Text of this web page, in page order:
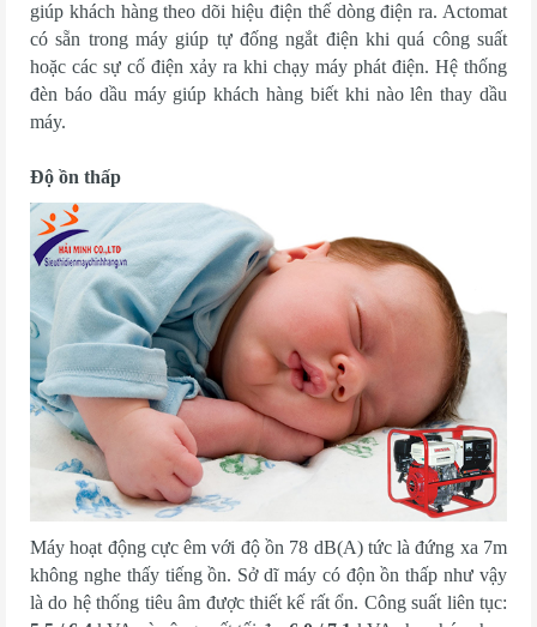
giúp khách hàng theo dõi hiệu điện thế dòng điện ra. Actomat
có sẵn trong máy giúp tự đống ngắt điện khi quá công suất
hoặc các sự cố điện xảy ra khi chạy máy phát điện. Hệ thống
đèn báo dầu máy giúp khách hàng biết khi nào lên thay dầu
máy.
Độ ồn thấp
Máy hoạt động cực êm với độ ồn 78 dB(A) tức là đứng xa 7m
không nghe thấy tiếng ồn. Sở dĩ máy có độn ồn thấp như vậy
là do hệ thống tiêu âm được thiết kế rất ổn. Công suất liên tục: